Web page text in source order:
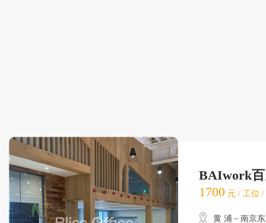
BAIwork
1700 元 / 工位
黄 浦－南京